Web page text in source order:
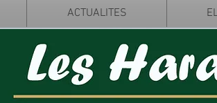
ACTUALITES